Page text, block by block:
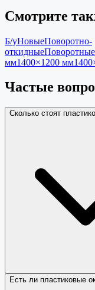
Смотрите
Б/уНовыеПоворотно-
откидныеПоворотные
мм1400×1200 мм
Частые
Сколько стоят
Есть ли пластиковые